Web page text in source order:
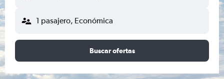
1 pasajero, Económica
Buscar ofertas